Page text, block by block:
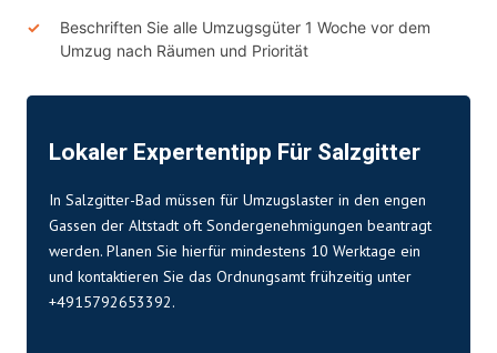
Beschriften Sie alle Umzugsgüter 1 Woche vor dem
Umzug nach Räumen und Priorität
Lokaler Expertentipp Für Salzgitter
In Salzgitter-Bad müssen für Umzugslaster in den engen
Gassen der Altstadt oft Sondergenehmigungen beantragt
werden. Planen Sie hierfür mindestens 10 Werktage ein
und kontaktieren Sie das Ordnungsamt frühzeitig unter
+4915792653392.